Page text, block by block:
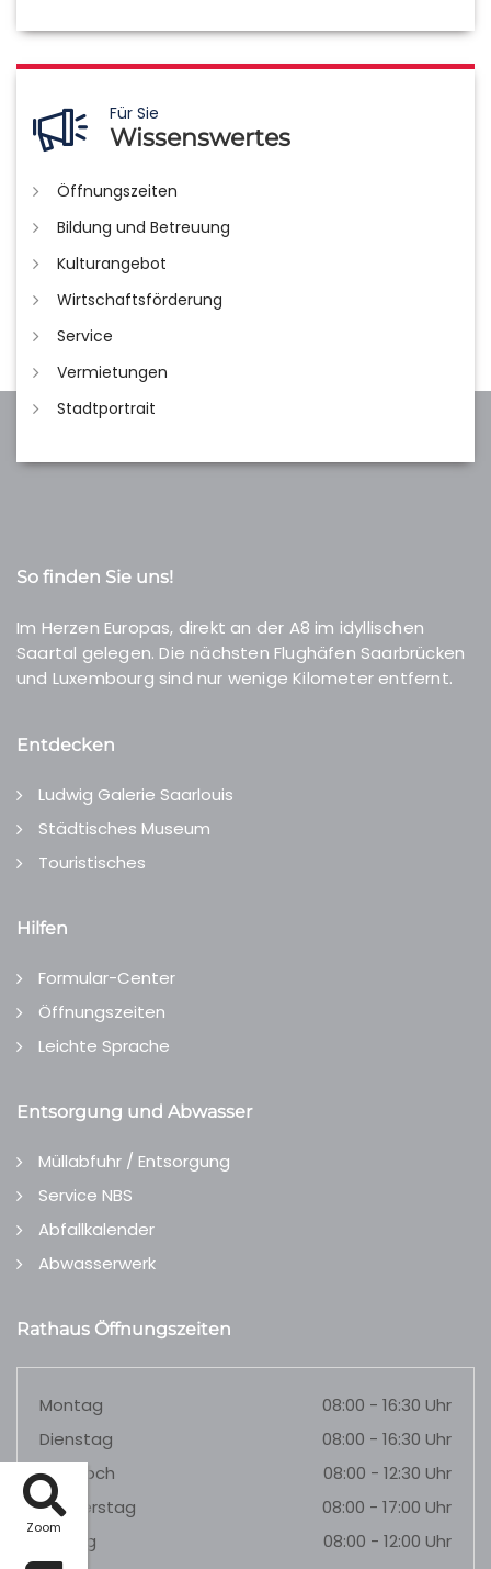
Zoom
Für Sie
Wissenswertes
Öffnungszeiten
Bildung und Betreuung
Kulturangebot
Wirtschaftsförderung
Service
Vermietungen
Stadtportrait
So finden Sie uns!
Im Herzen Europas, direkt an der A8 im idyllischen
Saartal gelegen. Die nächsten Flughäfen Saarbrücken
und Luxembourg sind nur wenige Kilometer entfernt.
Entdecken
Ludwig Galerie Saarlouis
Städtisches Museum
Touristisches
Hilfen
Formular-Center
Öffnungszeiten
Leichte Sprache
Entsorgung und Abwasser
Müllabfuhr / Entsorgung
Service NBS
Abfallkalender
Abwasserwerk
Rathaus Öffnungszeiten
Montag
08:00 - 16:30 Uhr
Dienstag
08:00 - 16:30 Uhr
Mittwoch
08:00 - 12:30 Uhr
Donnerstag
08:00 - 17:00 Uhr
Freitag
08:00 - 12:00 Uhr